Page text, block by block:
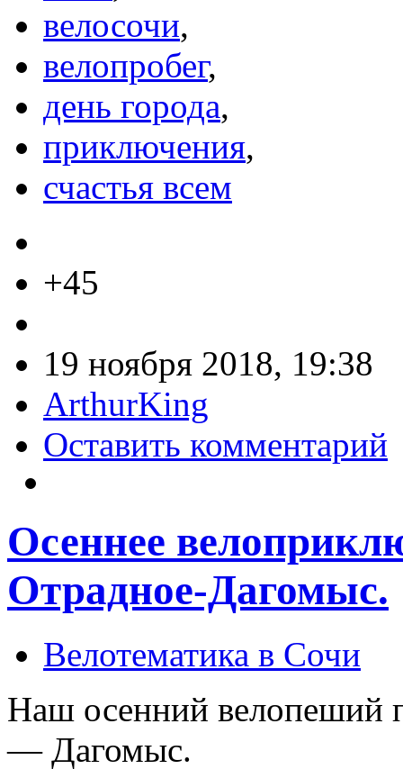
велосочи,
велопробег,
день города,
приключения,
счастья всем
+45
19 ноября 2018, 19:38
ArthurKing
Оставить комментарий
Осеннее
Отрадное-Дагомыс.
Велотематика в Сочи
Наш осенний велопеший
— Дагомыс.